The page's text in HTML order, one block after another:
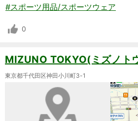
#スポーツ用品/スポーツウェア
0
MIZUNO TOKYO(ミズノト
東京都千代田区神田小川町3-1